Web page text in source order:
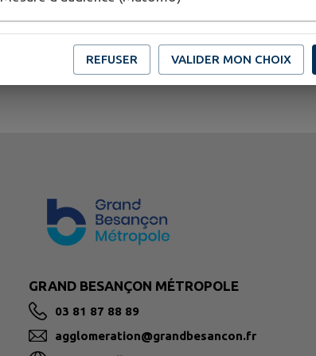
GRAND BESANÇON MÉTROPOLE
03 81 87 88 89
agglomeration@grandbesancon.fr
REFUSER VALIDER MON CHOIX